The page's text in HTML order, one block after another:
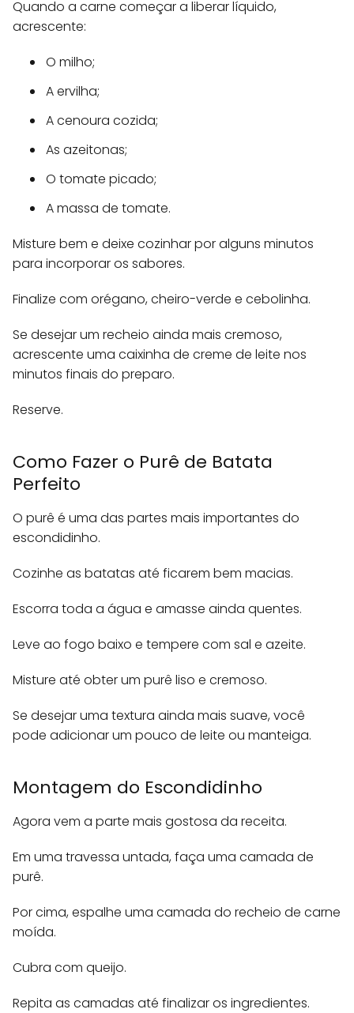
Quando a carne começar a liberar líquido,
acrescente:
O milho;
A ervilha;
A cenoura cozida;
As azeitonas;
O tomate picado;
A massa de tomate.
Misture bem e deixe cozinhar por alguns minutos
para incorporar os sabores.
Finalize com orégano, cheiro-verde e cebolinha.
Se desejar um recheio ainda mais cremoso,
acrescente uma caixinha de creme de leite nos
minutos finais do preparo.
Reserve.
Como Fazer o Purê de Batata
Perfeito
O purê é uma das partes mais importantes do
escondidinho.
Cozinhe as batatas até ficarem bem macias.
Escorra toda a água e amasse ainda quentes.
Leve ao fogo baixo e tempere com sal e azeite.
Misture até obter um purê liso e cremoso.
Se desejar uma textura ainda mais suave, você
pode adicionar um pouco de leite ou manteiga.
Montagem do Escondidinho
Agora vem a parte mais gostosa da receita.
Em uma travessa untada, faça uma camada de
purê.
Por cima, espalhe uma camada do recheio de carne
moída.
Cubra com queijo.
Repita as camadas até finalizar os ingredientes.